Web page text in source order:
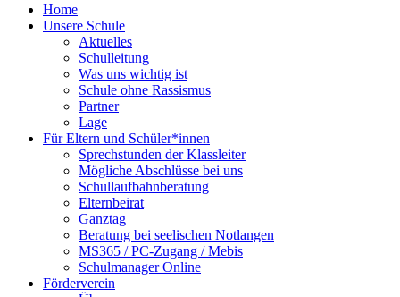
Home
Unsere Schule
Aktuelles
Schulleitung
Was uns wichtig ist
Schule ohne Rassismus
Partner
Lage
Für Eltern und Schüler*innen
Sprechstunden der Klassleiter
Mögliche Abschlüsse bei uns
Schullaufbahnberatung
Elternbeirat
Ganztag
Beratung bei seelischen Notlangen
MS365 / PC-Zugang / Mebis
Schulmanager Online
Förderverein